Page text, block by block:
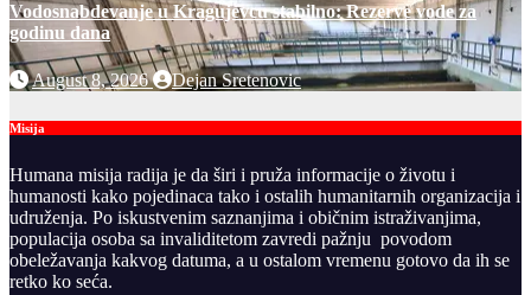
Vodosnabdevanje u Kragujevcu stabilno: Rezerve vode za
godinu dana
August 8, 2026 Dejan Sretenovic
Misija
Humana misija radija je da širi i pruža informacije o životu i
humanosti kako pojedinaca tako i ostalih humanitarnih organizacija i
udruženja. Po iskustvenim saznanjima i običnim istraživanjima,
populacija osoba sa invaliditetom zavredi pažnju povodom
obeležavanja kakvog datuma, a u ostalom vremenu gotovo da ih se
retko ko seća.